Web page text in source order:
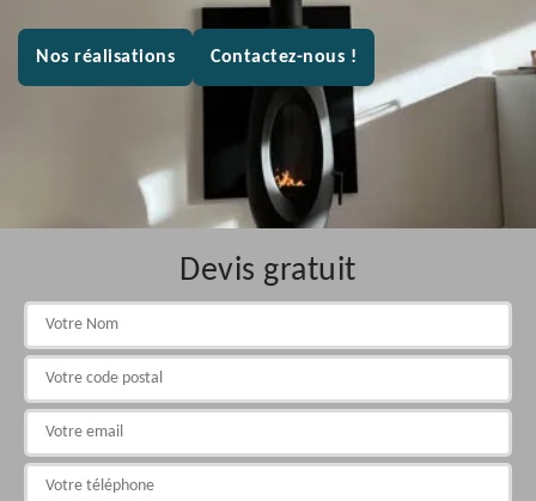
Nos réalisations Contactez-nous !
Devis gratuit